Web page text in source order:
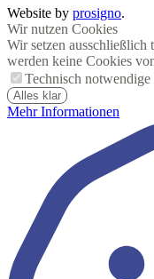
Website by prosigno.
Wir nutzen Cookies
Wir setzen ausschließlich
werden keine Cookies
Technisch
Alles klar
Mehr Informationen